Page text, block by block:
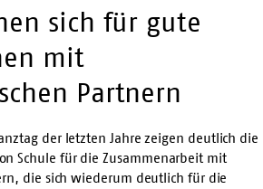
sich für gute
mit
Partnern
der letzten Jahre zeigen deutlich die
Schule für die Zusammenarbeit mit
die sich wiederum deutlich für die